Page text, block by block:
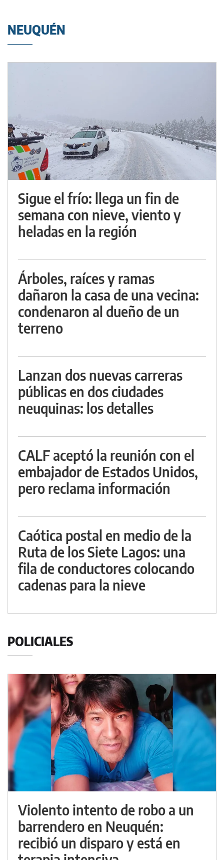
NEUQUÉN
Sigue el frío: llega un fin de
semana con nieve, viento y
heladas en la región
Árboles, raíces y ramas
dañaron la casa de una vecina:
condenaron al dueño de un
terreno
Lanzan dos nuevas carreras
públicas en dos ciudades
neuquinas: los detalles
CALF aceptó la reunión con el
embajador de Estados Unidos,
pero reclama información
Caótica postal en medio de la
Ruta de los Siete Lagos: una
fila de conductores colocando
cadenas para la nieve
POLICIALES
Violento intento de robo a un
barrendero en Neuquén:
recibió un disparo y está en